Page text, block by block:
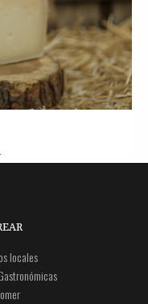
locales